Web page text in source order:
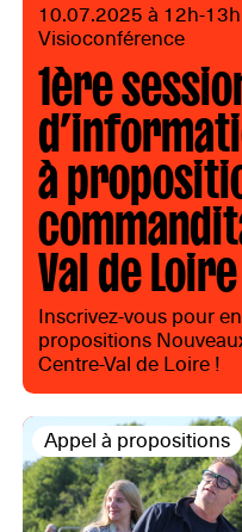
10.07.2025 à 12h-13h
Visioconférence
1ère
à
Val de Loire
Inscrivez-vous pour
propositions
Centre-Val de Loire !
Appel à propositions